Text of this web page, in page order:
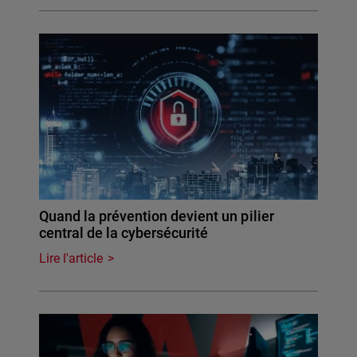
Quand la prévention devient un pilier
central de la cybersécurité
Lire l'article